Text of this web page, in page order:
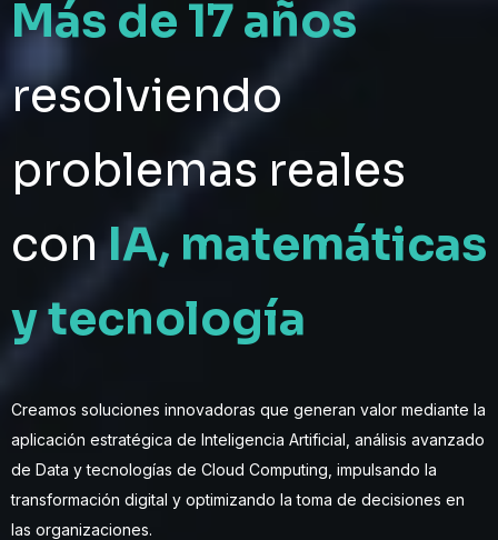
Más de 17 años
resolviendo
problemas reales
conIA, matemáticas
y tecnología
Creamos soluciones innovadoras que generan valor mediante la
aplicación estratégica de Inteligencia Artificial, análisis avanzado
de Data y tecnologías de Cloud Computing, impulsando la
transformación digital y optimizando la toma de decisiones en
las organizaciones.